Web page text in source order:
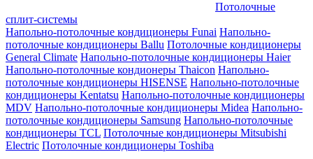
Потолочные
сплит-системы
Напольно-потолочные кондиционеры Funai Напольно-
потолочные кондиционеры Ballu Потолочные кондиционеры
General Climate Напольно-потолочные кондиционеры Haier
Напольно-потолочные кондионеры Thaicon Напольно-
потолочные кондиционеры HISENSE Напольно-потолочные
кондиционеры Kentatsu Напольно-потолочные кондиционеры
MDV Напольно-потолочные кондиционеры Midea Напольно-
потолочные кондиционеры Samsung Напольно-потолочные
кондиционеры TCL Потолочные кондиционеры Mitsubishi
Electric Потолочные кондиционеры Toshiba